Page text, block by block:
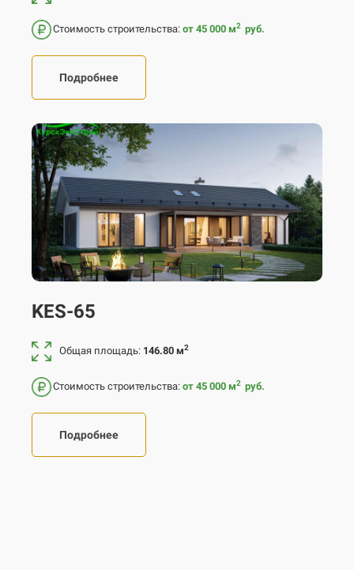
Стоимость строительства: от 45 000 м2 руб.
Подробнее
KES-65
Общая площадь: 146.80 м2
Стоимость строительства: от 45 000 м2 руб.
Подробнее